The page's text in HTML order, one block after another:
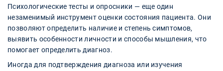
Психологические тесты и опросники — еще один
незаменимый инструмент оценки состояния пациента. Они
позволяют определить наличие и степень симптомов,
выявить особенности личности и способы мышления, что
помогает определить диагноз.
Иногда для подтверждения диагноза или изучения